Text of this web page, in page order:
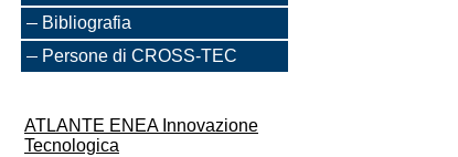
Bibliografia
Persone di CROSS-TEC
ATLANTE ENEA Innovazione
Tecnologica